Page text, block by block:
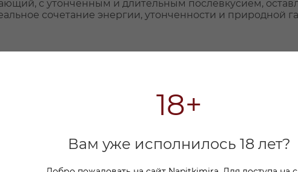
18+
Вам уже исполнилось 18 лет?
с утонченным и длительным послевкусием,
сочетание энергии, утонченности и природной